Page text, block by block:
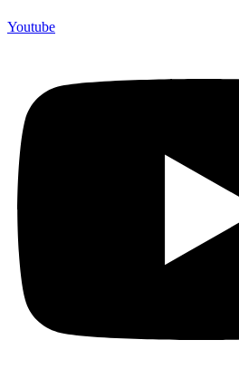
Youtube